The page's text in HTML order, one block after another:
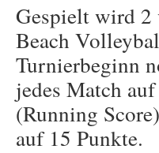
Gespielt wird 2
Beach
Turnierbeginn
jedes Match
(Running
auf 15 Punkte.